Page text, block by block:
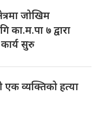
जोखिम
का.म.पा ७ द्वारा
सुरु
एक व्यक्तिको हत्या